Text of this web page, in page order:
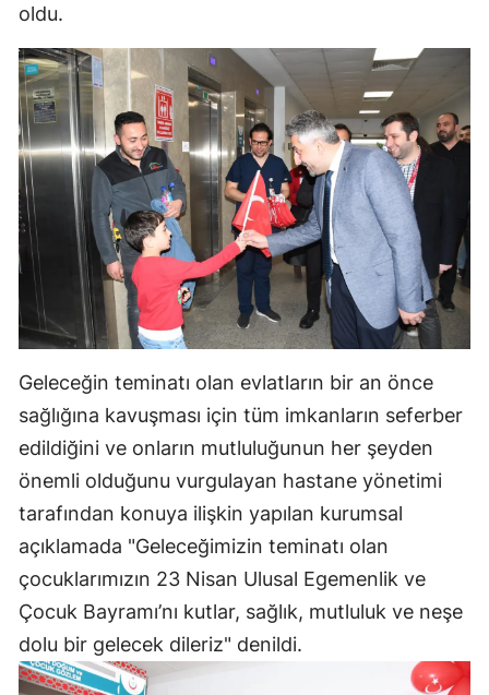
Siirt
Sinop
Sivas
Tekirdağ
Tokat
Trabzon
Tunceli
Şanlıurfa
Uşak
Yozgat
Zonguldak
Aksaray
oldu.
Geleceğin teminatı olan evlatların bir an önce
sağlığına kavuşması için tüm imkanların seferber
edildiğini ve onların mutluluğunun her şeyden
önemli olduğunu vurgulayan hastane yönetimi
tarafından konuya ilişkin yapılan kurumsal
açıklamada "Geleceğimizin teminatı olan
çocuklarımızın 23 Nisan Ulusal Egemenlik ve
Çocuk Bayramı’nı kutlar, sağlık, mutluluk ve neşe
dolu bir gelecek dileriz" denildi.